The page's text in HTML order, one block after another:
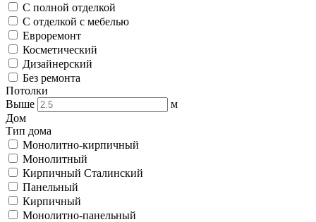
С полной отделкой
С отделкой с мебелью
Евроремонт
Косметический
Дизайнерский
Без ремонта
Потолки
Выше
м
Дом
Тип дома
Монолитно-кирпичный
Монолитный
Кирпичный Сталинский
Панельный
Кирпичный
Монолитно-панельный